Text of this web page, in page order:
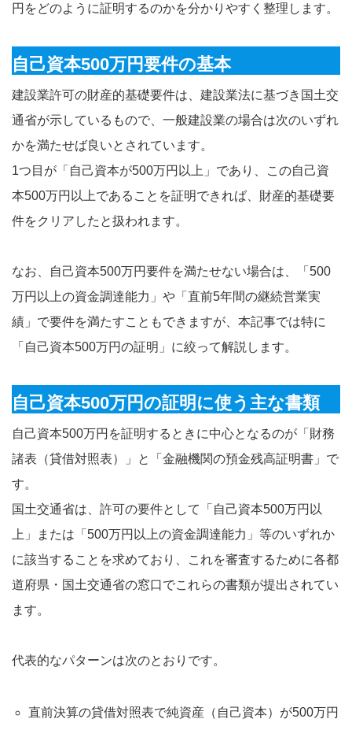
円をどのように証明するのかを分かりやすく整理します。
自己資本500万円要件の基本
建設業許可の財産的基礎要件は、建設業法に基づき国土交
通省が示しているもので、一般建設業の場合は次のいずれ
かを満たせば良いとされています。
1つ目が「自己資本が500万円以上」であり、この自己資
本500万円以上であることを証明できれば、財産的基礎要
件をクリアしたと扱われます。
なお、自己資本500万円要件を満たせない場合は、「500
万円以上の資金調達能力」や「直前5年間の継続営業実
績」で要件を満たすこともできますが、本記事では特に
「自己資本500万円の証明」に絞って解説します。
自己資本500万円の証明に使う主な書類
自己資本500万円を証明するときに中心となるのが「財務
諸表（貸借対照表）」と「金融機関の預金残高証明書」で
す。
国土交通省は、許可の要件として「自己資本500万円以
上」または「500万円以上の資金調達能力」等のいずれか
に該当することを求めており、これを審査するために各都
道府県・国土交通省の窓口でこれらの書類が提出されてい
ます。
代表的なパターンは次のとおりです。
直前決算の貸借対照表で純資産（自己資本）が500万円